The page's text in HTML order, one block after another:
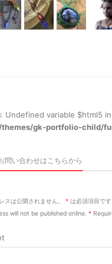
: Undefined variable $html5 in
gk-portfolio-child/
問い合わせはこちらから
スは公開されません。 * は必須項目です
will not be published online. *